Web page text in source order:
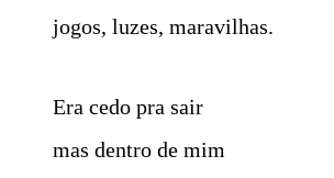
jogos, luzes, maravilhas.
Era cedo pra sair
mas dentro de mim